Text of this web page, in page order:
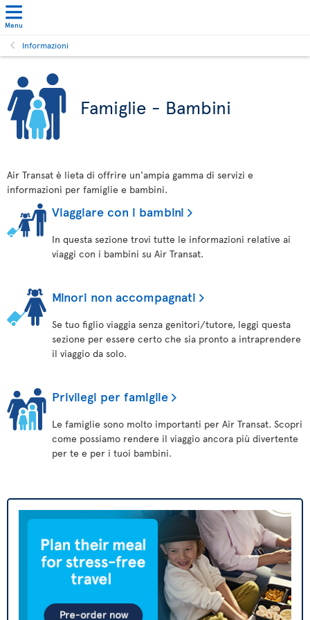
Menu
Informazioni
Famiglie - Bambini
Air Transat è lieta di offrire un'ampia gamma di servizi e
informazioni per famiglie e bambini.
Viaggiare con i bambini
In questa sezione trovi tutte le informazioni relative ai
viaggi con i bambini su Air Transat.
Minori non accompagnati
Se tuo figlio viaggia senza genitori/tutore, leggi questa
sezione per essere certo che sia pronto a intraprendere
il viaggio da solo.
Privilegi per famiglie
Le famiglie sono molto importanti per Air Transat. Scopri
come possiamo rendere il viaggio ancora più divertente
per te e per i tuoi bambini.